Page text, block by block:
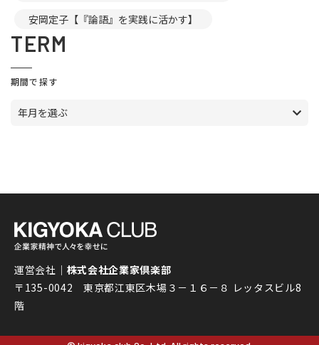
安岡定子【『論語』を実践に活かす】
TERM
期間で探す
年月を選ぶ
運営会社｜ 株式会社企業家倶楽部
〒135-0042 東京都江東区木場３－１６－８ レッタスビル8
階